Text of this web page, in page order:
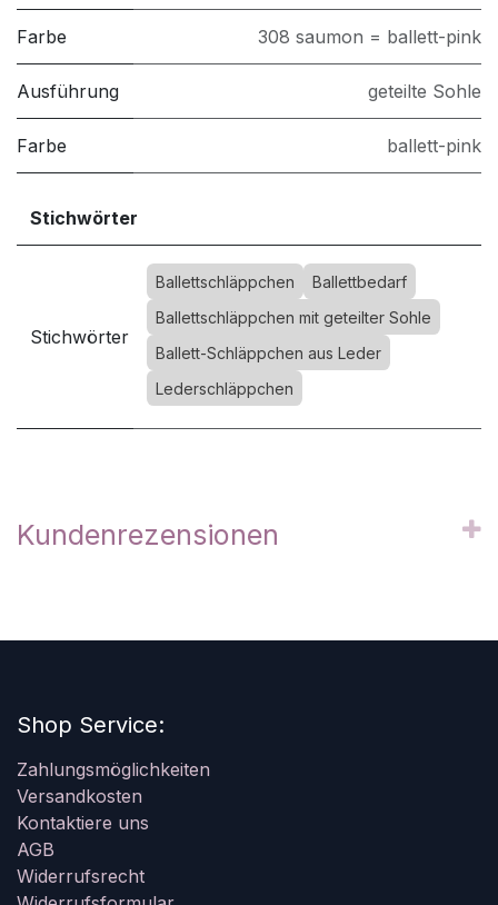
Farbe 308 saumon = ballett-pink
Ausführung geteilte Sohle
Farbe ballett-pink
Stichwörter
Stichwörter
Ballettschläppchen
Ballettbedarf
Ballettschläppchen mit geteilter Sohle
Ballett-Schläppchen aus Leder
Lederschläppchen
Kundenrezensionen
Shop Service:
Zahlungsmöglichkeiten
Versandkosten
Kontaktiere uns
AGB
Widerrufsrecht